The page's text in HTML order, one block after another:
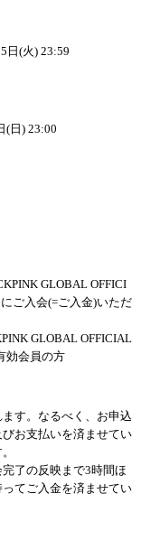
日(火) 23:59
(日) 23:00
GLOBAL OFFICI
ご入会(=ご入金)いただ
GLOBAL OFFICIAL
効会員の方
す。なるべく、お申込
お支払いを済ませてい
了の反映まで3時間ほ
てご入金を済ませてい